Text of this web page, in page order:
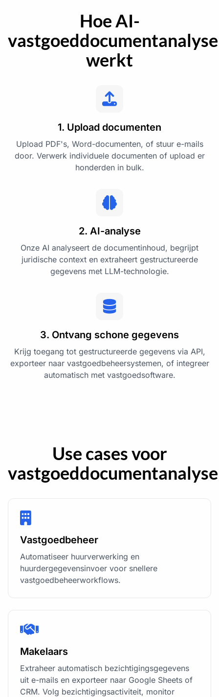
Hoe AI-
vastgoeddocumentanalyse
werkt
1. Upload documenten
Upload PDF's, Word-documenten, of stuur e-mails
door. Verwerk individuele documenten of upload er
honderden in bulk.
2. AI-analyse
Onze AI analyseert de documentinhoud, begrijpt
juridische context en extraheert gestructureerde
gegevens met LLM-technologie.
3. Ontvang schone gegevens
Krijg toegang tot gestructureerde gegevens via API,
exporteer naar vastgoedbeheersystemen, of integreer
automatisch met vastgoedsoftware.
Use cases voor
vastgoeddocumentanalyse
Vastgoedbeheer
Automatiseer huurverwerking en
huurdergegevensinvoer voor snellere
vastgoedbeheerworkflows.
Makelaars
Extraheer automatisch bezichtigingsgegevens
uit e-mails en exporteer naar Google Sheets of
CRM. Volg bezichtigingsactiviteit, monitor